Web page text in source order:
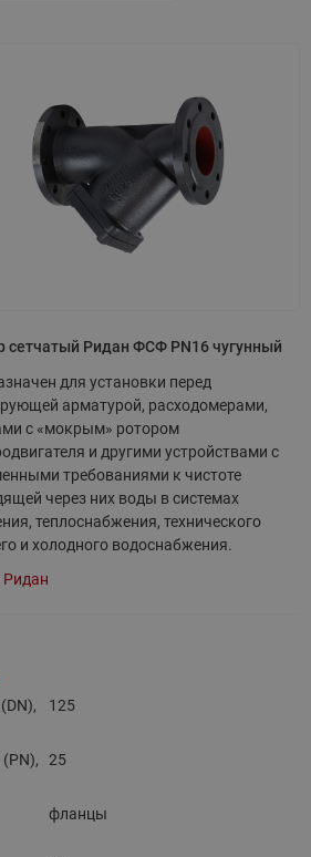
сетчатый Ридан ФСФ PN16 чугунный
для установки перед
арматурой, расходомерами,
с «мокрым» ротором
и другими устройствами с
требованиями к чистоте
через них воды в системах
теплоснабжения, технического
и холодного водоснабжения.
Ридан
125
25
фланцы